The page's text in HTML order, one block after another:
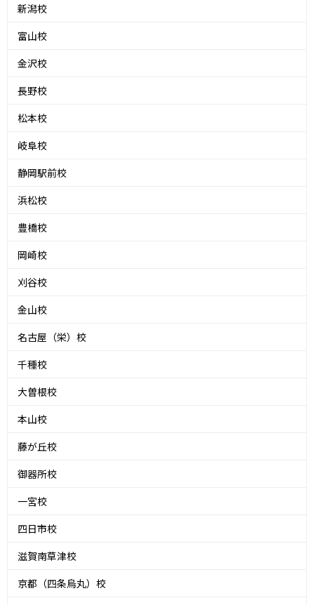
新潟校
富山校
金沢校
長野校
松本校
岐阜校
静岡駅前校
浜松校
豊橋校
岡崎校
刈谷校
金山校
名古屋（栄）校
千種校
大曽根校
本山校
藤が丘校
御器所校
一宮校
四日市校
滋賀南草津校
京都（四条烏丸）校